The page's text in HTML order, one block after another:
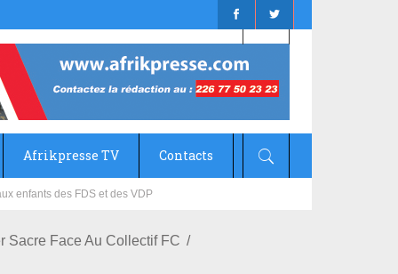
Afrikpresse TV Contacts
Sacre Face Au Collectif FC